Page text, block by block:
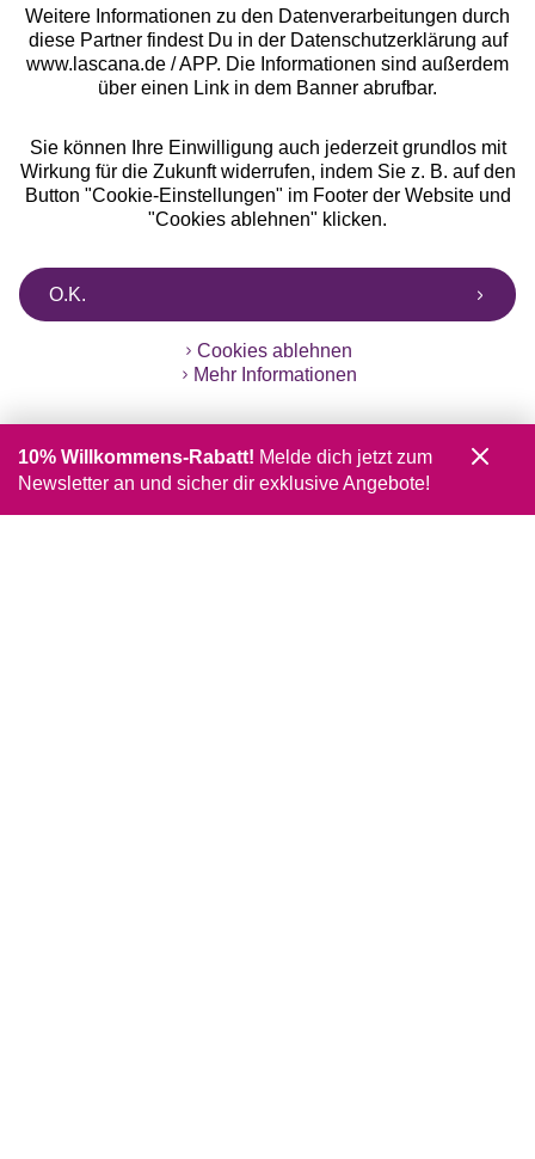
Weitere Informationen zu den Datenverarbeitungen durch
diese Partner findest Du in der Datenschutzerklärung auf
www.lascana.de / APP. Die Informationen sind außerdem
über einen Link in dem Banner abrufbar.
Sie können Ihre Einwilligung auch jederzeit grundlos mit
Wirkung für die Zukunft widerrufen, indem Sie z. B. auf den
Button "Cookie-Einstellungen" im Footer der Website und
"Cookies ablehnen" klicken.
O.K.
Cookies ablehnen
Mehr Informationen
10% Willkommens-Rabatt! Melde dich jetzt zum
Newsletter an und sicher dir exklusive Angebote!